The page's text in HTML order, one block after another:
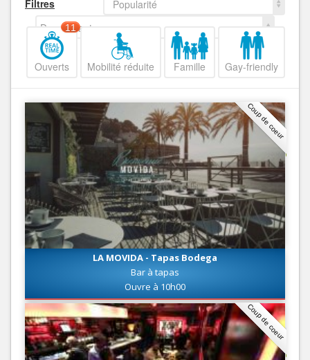
Filtres
Popularité
Decroissant
Ouverts
11
Mobilité réduite Famille Gay-friendly
Coup de coeur
LA MOVIDA - Tapas Bodega
Bar à tapas
Ouvre à 10h00
Coup de coeur